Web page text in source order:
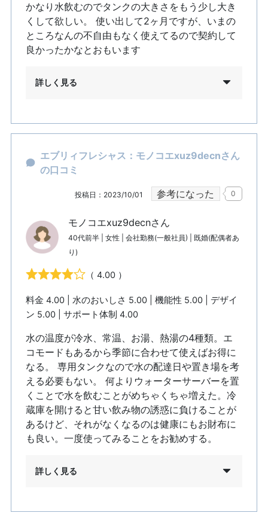
かなり水飲むのでタンクの大きさをもう少し大き
くして欲しい。 使い出して2ヶ月ですが、いまの
ところなんの不自由もなく使えてるので契約して
良かったかなとおもいます
詳しく見る
エブリィフレシャス：モノコエxuz9decnさん
の口コミ
投稿日：2023/10/01 参考になった 0
モノコエxuz9decnさん
40代前半 | 女性 | 会社勤務(一般社員) | 既婚(配偶者あ
り)
（ 4.00 ）
料金 4.00 | 水のおいしさ 5.00 | 機能性 5.00 | デザイ
ン 5.00 | サポート体制 4.00
水の温度が冷水、常温、お湯、熱湯の4種類。エ
コモードもあるから季節に合わせて使えばお得に
なる。 専用タンクなので水の配達日や置き場を考
える必要もない。 何よりウォーターサーバーを置
くことで水を飲むことがめちゃくちゃ増えた。冷
蔵庫を開けると甘い飲み物の誘惑に負けることが
あるけど、それがなくなるのは健康にもお財布に
も良い。一度使ってみることをお勧めする。
詳しく見る